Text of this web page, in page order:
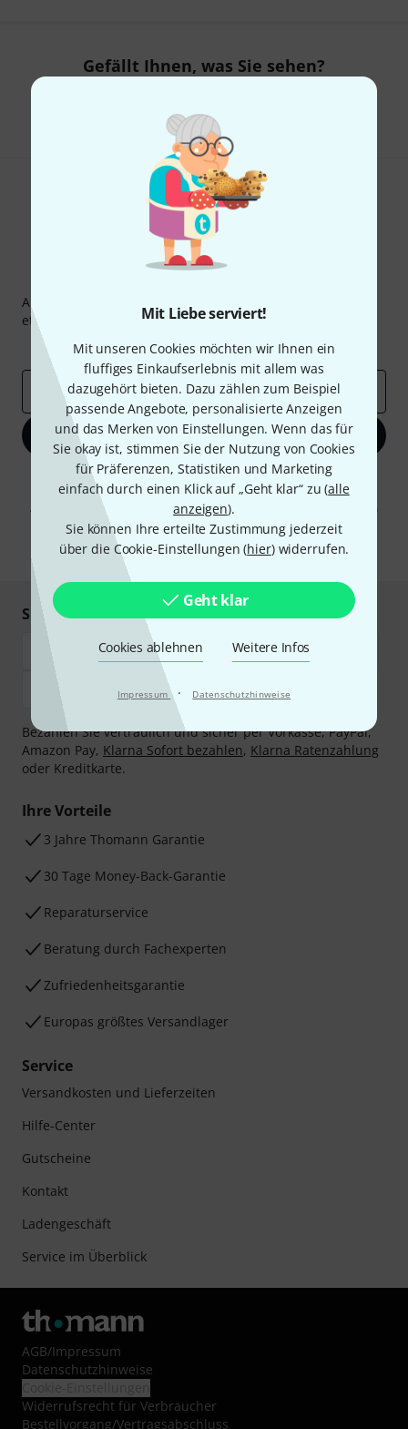
Mit Liebe serviert!
Mit unseren Cookies möchten wir Ihnen ein
fluffiges Einkaufserlebnis mit allem was
dazugehört bieten. Dazu zählen zum Beispiel
passende Angebote, personalisierte Anzeigen
und das Merken von Einstellungen. Wenn das für
Sie okay ist, stimmen Sie der Nutzung von Cookies
für Präferenzen, Statistiken und Marketing
einfach durch einen Klick auf „Geht klar“ zu (alle
anzeigen).
Sie können Ihre erteilte Zustimmung jederzeit
über die Cookie-Einstellungen (hier) widerrufen.
Geht klar
Cookies ablehnen Weitere Infos
Impressum · Datenschutzhinweise
Gefällt Ihnen, was Sie sehen?
Abonniere den Thomann Newsletter und gewinne mit
etwas Glück einen von50 Gutscheinenüber jeweils
Inspirierende Beiträge
Deals Thomann Insights
E-Mail-Adresse*
Jetzt anmelden
Mit Klick auf „Jetzt anmelden“ stimmen Sie dem Erhalt von E-Mail-
Werbung und einer Messung des E-Mail-Nutzungsverhaltens zu. Die
Abmeldung ist jederzeit möglich. Weitere Informationen finden Sie in
unseren
Datenschutzhinweisen
* Pflichtfeld
Sicher einkaufen & bezahlen
Bezahlen Sie vertraulich und sicher per Vorkasse, PayPal,
Amazon Pay, Klarna Sofort bezahlen, Klarna Ratenzahlung
oder Kreditkarte.
Ihre Vorteile
3 Jahre Thomann Garantie
30 Tage Money-Back-Garantie
Reparaturservice
Beratung durch Fachexperten
Zufriedenheitsgarantie
Europas größtes Versandlager
Service
Versandkosten und Lieferzeiten
Hilfe-Center
Gutscheine
Kontakt
Ladengeschäft
Service im Überblick
AGB/Impressum
Datenschutzhinweise
Widerrufsrecht für Verbraucher
Bestellvorgang/Vertragsabschluss